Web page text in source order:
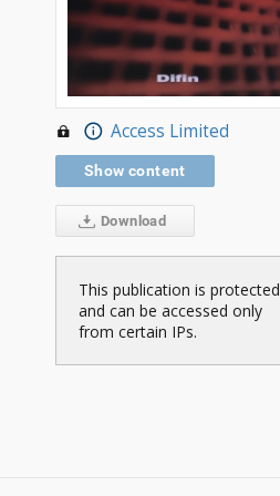
Access Limited
Show content
Download
This publication is protected
and can be accessed only
from certain IPs.